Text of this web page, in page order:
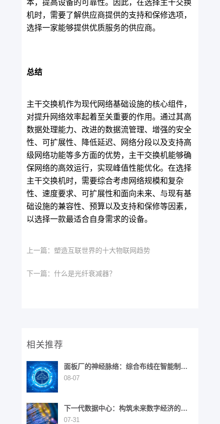
本，提高设备的可靠性。因此，在选择主干交换
机时，需要了解供应商提供的支持和保修选项，
选择一家能够提供优质服务的供应商。
总结
主干交换机作为现代网络基础设施的核心组件，
对提升网络效率起着至关重要的作用。通过其高
数据处理能力、改进的数据流管理、增强的安全
性、可扩展性、降低延迟、网络分段以及支持高
级网络功能等多方面的优势，主干交换机能够确
保网络的高效运行，实现峰值性能优化。在选择
主干交换机时，需要综合考虑网络规模和复杂
性、速度要求、可扩展性和面向未来、与现有基
础设施的兼容性、预算以及支持和保修等因素，
以选择一款最适合自身需求的设备。
上一篇： 塑造互联世界的十大物联网趋势
下一篇： 什么是光纤衰减器？
相关推荐
面板厂的神经脉络：综合布线在智能制造
中的战略价值
08-07
下一代数据中心：构筑未来数字经济的基
石
07-31